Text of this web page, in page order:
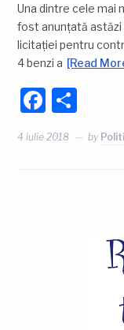
Una dintre cele mai
fost anunțată astăzi
licitației pentru
4 benzi a [Read
4 iulie 2018 by